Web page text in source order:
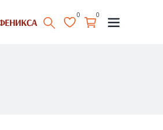
0
0